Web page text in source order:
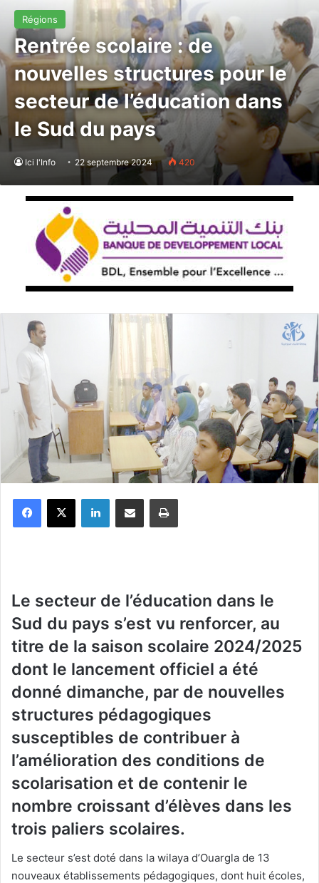
Régions
Rentrée scolaire : de
nouvelles structures pour le
secteur de l’éducation dans
le Sud du pays
Ici l'Info 22 septembre 2024 420
Le secteur de l’éducation dans le
Sud du pays s’est vu renforcer, au
titre de la saison scolaire 2024/2025
dont le lancement officiel a été
donné dimanche, par de nouvelles
structures pédagogiques
susceptibles de contribuer à
l’amélioration des conditions de
scolarisation et de contenir le
nombre croissant d’élèves dans les
trois paliers scolaires.
Le secteur s’est doté dans la wilaya d’Ouargla de 13
nouveaux établissements pédagogiques, dont huit écoles,